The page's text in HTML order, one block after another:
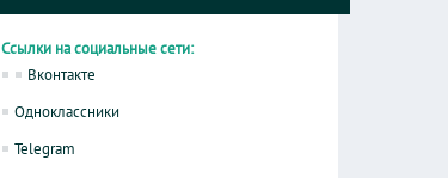
Ссылки на социальные сети:
Вконтакте
Одноклассники
Telegram